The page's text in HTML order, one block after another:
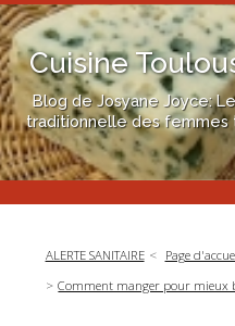
Cuisine
Blog de Josyane Joyce:
traditionnelle des femmes
ALERTE SANITAIRE
Page
Comment manger pour mieux